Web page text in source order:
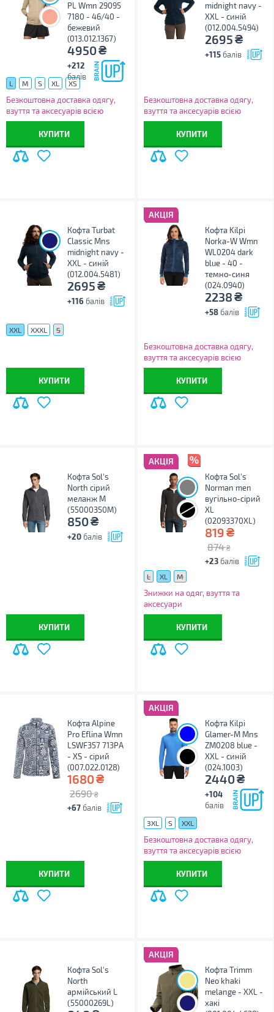
PL Wmn 29095
7180 - 46/40 -
бежевий
(013.012.1367)
4950₴
+212
балів
L M S XL XS
Безкоштовна доставка одягу,
взуття та аксесуарів всією
Україною!
КУПИТИ
midnight navy -
XXL - синій
(012.004.5494)
2695₴
+115 балів
Безкоштовна доставка одягу,
взуття та аксесуарів всією
Україною!
КУПИТИ
Кофта Turbat
Classic Mns
midnight navy -
XXL - синій
(012.004.5481)
2695₴
+116 балів
XXL XXXL S
КУПИТИ
АКЦІЯ
Кофта Kilpi
Norka-W Wmn
WL0204 dark
blue - 40 -
темно-синя
(024.0940)
2238₴
+58 балів
Безкоштовна доставка одягу,
взуття та аксесуарів всією
Україною!
КУПИТИ
Кофта Sol's
North сірий
меланж M
(55000350M)
850₴
+20 балів
КУПИТИ
АКЦІЯ
Кофта Sol's
Norman men
вугільно-сірий
XL
(02093370XL)
819₴
874 ₴
+23 балів
L XL M
Знижки на одяг, взуття та
аксесуари
КУПИТИ
Кофта Alpine
Pro Eflina Wmn
LSWF357 713PA
- XS - сірий
(007.022.0128)
1680₴
2690 ₴
+67 балів
КУПИТИ
АКЦІЯ
Кофта Kilpi
Glamer-M Mns
ZM0208 blue -
XXL - синій
(024.1003)
2440₴
+104
балів
3XL S XXL
Безкоштовна доставка одягу,
взуття та аксесуарів всією
Україною!
КУПИТИ
Кофта Sol's
North
армійський L
(55000269L)
АКЦІЯ
Кофта Trimm
Neo khaki
melange - XXL -
хакі